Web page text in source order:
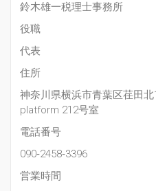
鈴木雄一税理士事務所
役職
代表
住所
神奈川県横浜市青葉区荏田北
platform 212号室
電話番号
090‐2458‐3396
営業時間